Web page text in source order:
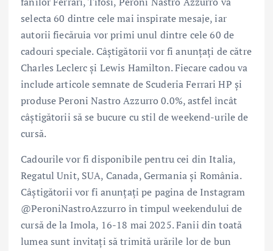
selecta 60 dintre cele mai inspirate mesaje, iar
autorii fiecăruia vor primi unul dintre cele 60 de
cadouri speciale. Câștigătorii vor fi anunțați de către
Charles Leclerc și Lewis Hamilton. Fiecare cadou va
include articole semnate de Scuderia Ferrari HP și
produse Peroni Nastro Azzurro 0.0%, astfel încât
câștigătorii să se bucure cu stil de weekend-urile de
cursă.
Cadourile vor fi disponibile pentru cei din Italia,
Regatul Unit, SUA, Canada, Germania și România.
Câștigătorii vor fi anunțați pe pagina de Instagram
@PeroniNastroAzzurro în timpul weekendului de
cursă de la Imola, 16-18 mai 2025. Fanii din toată
lumea sunt invitați să trimită urările lor de bun